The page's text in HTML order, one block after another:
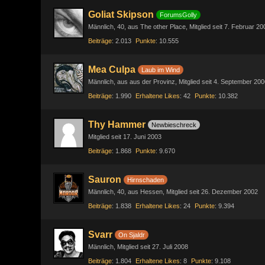
Goliat Skipson
ForumsGolly
Männlich 40 aus The other Place
Mitglied seit 7. Februar
Beiträge 2.013 Punkte 10.555
Mea Culpa
Laub im Wind
Männlich aus aus der Provinz
Mitglied seit 4. September
Beiträge
1.990 Erhaltene Likes 42 Punkte 10.382
Thy Hammer
Newbieschreck
Mitglied seit 17. Juni 2003
Beiträge
1.868 Punkte 9.670
Sauron
Hirnschaden
Männlich 40 aus Hessen
Mitglied seit 26. Dezember 2002
Beiträge
1.838 Erhaltene Likes 24 Punkte 9.394
Svarr
On Sjaldr
Männlich
Mitglied seit 27. Juli 2008
Beiträge
1.804 Erhaltene Likes 8 Punkte 9.108